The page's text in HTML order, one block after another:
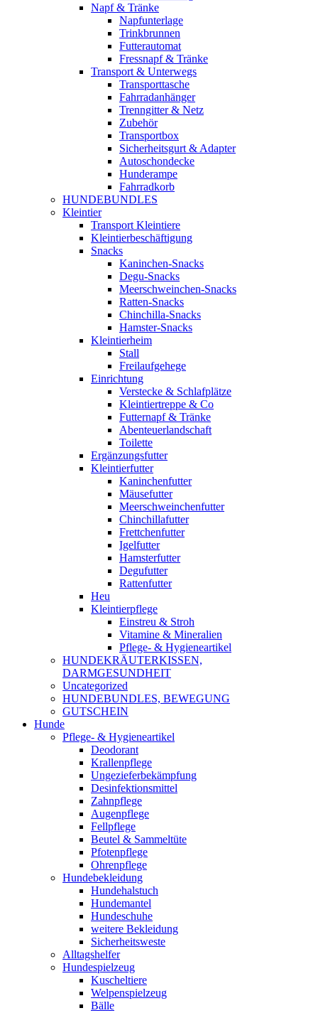
Napf & Tränke
Napfunterlage
Trinkbrunnen
Futterautomat
Fressnapf & Tränke
Transport & Unterwegs
Transporttasche
Fahrradanhänger
Trenngitter & Netz
Zubehör
Transportbox
Sicherheitsgurt & Adapter
Autoschondecke
Hunderampe
Fahrradkorb
HUNDEBUNDLES
Kleintier
Transport Kleintiere
Kleintierbeschäftigung
Snacks
Kaninchen-Snacks
Degu-Snacks
Meerschweinchen-Snacks
Ratten-Snacks
Chinchilla-Snacks
Hamster-Snacks
Kleintierheim
Stall
Freilaufgehege
Einrichtung
Verstecke & Schlafplätze
Kleintiertreppe & Co
Futternapf & Tränke
Abenteuerlandschaft
Toilette
Ergänzungsfutter
Kleintierfutter
Kaninchenfutter
Mäusefutter
Meerschweinchenfutter
Chinchillafutter
Frettchenfutter
Igelfutter
Hamsterfutter
Degufutter
Rattenfutter
Heu
Kleintierpflege
Einstreu & Stroh
Vitamine & Mineralien
Pflege- & Hygieneartikel
HUNDEKRÄUTERKISSEN,
DARMGESUNDHEIT
Uncategorized
HUNDEBUNDLES, BEWEGUNG
GUTSCHEIN
Hunde
Pflege- & Hygieneartikel
Deodorant
Krallenpflege
Ungezieferbekämpfung
Desinfektionsmittel
Zahnpflege
Augenpflege
Fellpflege
Beutel & Sammeltüte
Pfotenpflege
Ohrenpflege
Hundebekleidung
Hundehalstuch
Hundemantel
Hundeschuhe
weitere Bekleidung
Sicherheitsweste
Alltagshelfer
Hundespielzeug
Kuscheltiere
Welpenspielzeug
Bälle